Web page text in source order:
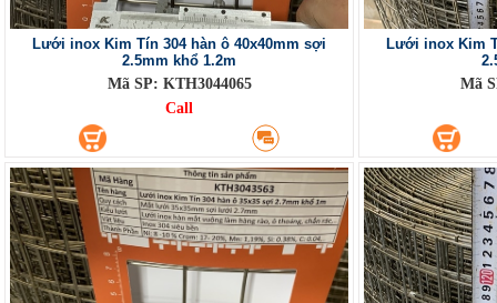
Lưới inox Kim Tín 304 hàn ô 40x40mm sợi
2.5mm khổ 1.2m
Mã SP: KTH3044065
Call
Lưới inox Kim
Mã